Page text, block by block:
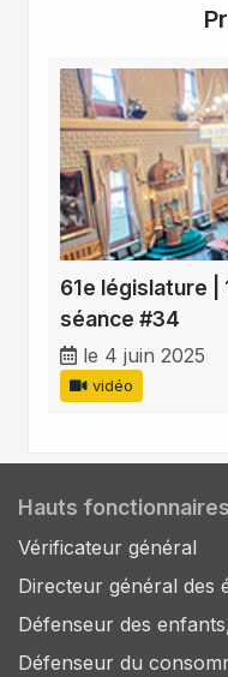
61e législature |
séance #34
le 4 juin 2025
vidéo
Hauts
Vérificateur général
Directeur général des
Défenseur des
Défenseur du